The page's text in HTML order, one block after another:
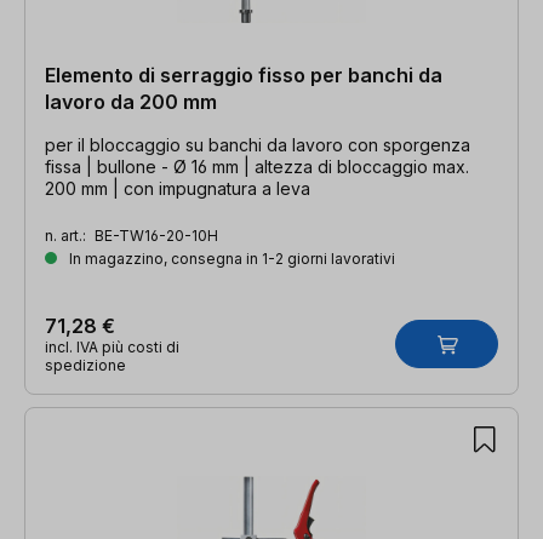
Elemento di serraggio fisso per banchi da
lavoro da 200 mm
per il bloccaggio su banchi da lavoro con sporgenza
fissa | bullone - Ø 16 mm | altezza di bloccaggio max.
200 mm | con impugnatura a leva
n. art.: BE-TW16-20-10H
In magazzino, consegna in 1-2 giorni lavorativi
71,28 €
incl. IVA più costi di
spedizione